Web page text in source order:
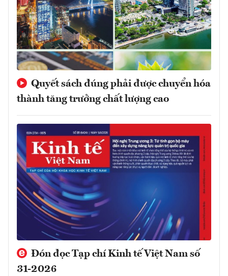
Quyết sách đúng phải được chuyển hóa
thành tăng trưởng chất lượng cao
Đón đọc Tạp chí Kinh tế Việt Nam số
31-2026